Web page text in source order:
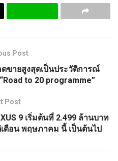
Post
ดขายสูงสุดเป็นประวัติการณ์
to 20 programme”
Post
9 เริ่มต้นที่ 2.499 ล้านบาท
ดือน พฤษภาคม นี้ เป็นต้นไป